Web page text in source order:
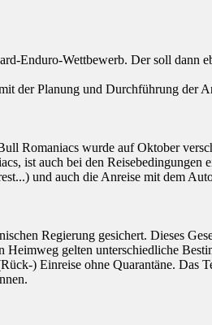
Enduro-Wettbewerb. Der soll dann
der Planung und Durchführung der
Romaniacs wurde auf Oktober
ist auch bei den Reisebedingungen
und auch die Anreise mit dem
Regierung gesichert. Dieses
Heimweg gelten unterschiedliche
) Einreise ohne Quarantäne. Das